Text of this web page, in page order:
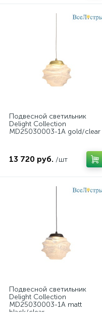
Подвесной светильник
Delight Collection
MD25030003-1A gold/clear
13 720 руб. /шт
Подвесной светильник
Delight Collection
MD25030003-1A matt
black/clear